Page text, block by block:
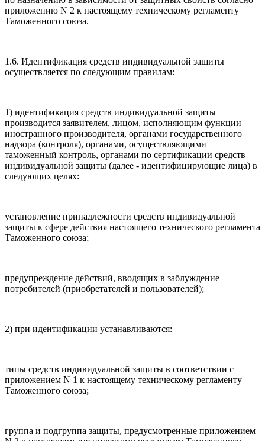
приложению N 2 к настоящему техническому регламенту
Таможенного союза.
1.6. Идентификация средств индивидуальной защиты
осуществляется по следующим правилам:
1) идентификация средств индивидуальной защиты
производится заявителем, лицом, исполняющим функции
иностранного производителя, органами государственного
надзора (контроля), органами, осуществляющими
таможенный контроль, органами по сертификации средств
индивидуальной защиты (далее - идентифицирующие лица) в
следующих целях:
установление принадлежности средств индивидуальной
защиты к сфере действия настоящего технического регламента
Таможенного союза;
предупреждение действий, вводящих в заблуждение
потребителей (приобретателей и пользователей);
2) при идентификации устанавливаются:
типы средств индивидуальной защиты в соответствии с
приложением N 1 к настоящему техническому регламенту
Таможенного союза;
группа и подгруппа защиты, предусмотренные приложением